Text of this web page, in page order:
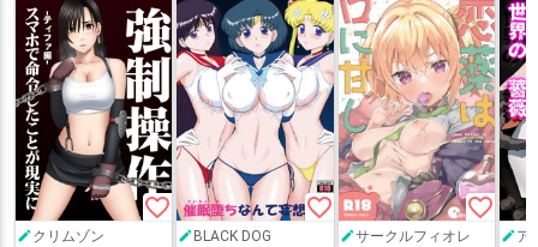
favorite_border
クリムゾン
favorite_border
BLACK DOG
favorite_border
サークルフィオレ ア